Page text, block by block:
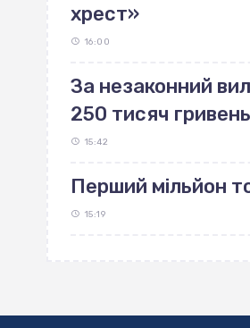
хрест»
16:00
За незаконний
250 тисяч гривень
15:42
Перший мільйон
15:19